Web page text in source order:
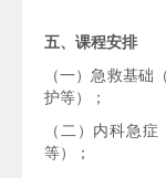
五、课程安排
（一）急救基础
护等）；
（二）内科急
等）；